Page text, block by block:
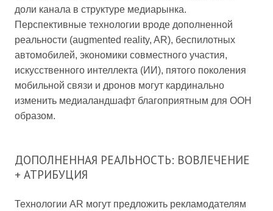
доли канала в структуре медиарынка.
Перспективные технологии вроде дополненной
реальности (augmented reality, AR), беспилотных
автомобилей, экономики совместного участия,
искусственного интеллекта (ИИ), пятого поколения
мобильной связи и дронов могут кардинально
изменить медиаландшафт благоприятным для OOH
образом.
ДОПОЛНЕННАЯ РЕАЛЬНОСТЬ: ВОВЛЕЧЕНИЕ
+ АТРИБУЦИЯ
Технологии AR могут предложить рекламодателям